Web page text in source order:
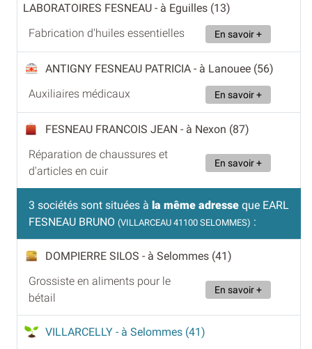
LABORATOIRES FESNEAU - à Eguilles (13)
Fabrication d'huiles essentielles
En savoir +
ANTIGNY FESNEAU PATRICIA - à Lanouee (56)
Auxiliaires médicaux
En savoir +
FESNEAU FRANCOIS JEAN - à Nexon (87)
Réparation de chaussures et
d'articles en cuir
En savoir +
3 sociétés sont situées à la même adresse que EARL
FESNEAU BRUNO (VILLARCEAU 41100 SELOMMES) :
DOMPIERRE SILOS - à Selommes (41)
Grossiste en aliments pour le
bétail
En savoir +
VILLARCELLY - à Selommes (41)